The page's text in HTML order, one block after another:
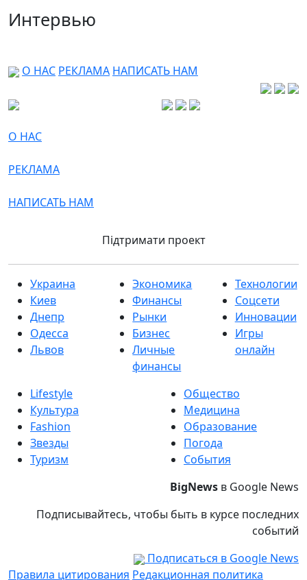
Интервью
О НАС РЕКЛАМА НАПИСАТЬ НАМ
О НАС
РЕКЛАМА
НАПИСАТЬ НАМ
Підтримати проект
Украина
Киев
Днепр
Одесса
Львов
Экономика
Финансы
Рынки
Бизнес
Личные
финансы
Технологии
Соцсети
Инновации
Игры
онлайн
Lifestyle
Культура
Fashion
Звезды
Туризм
Общество
Медицина
Образование
Погода
События
BigNews в Google News
Подписывайтесь, чтобы быть в курсе последних
событий
Подписаться в Google News
Правила цитирования Редакционная политика